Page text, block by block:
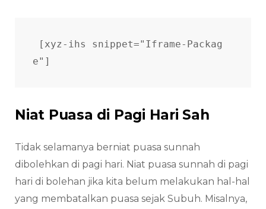
[xyz-ihs snippet="Iframe-Packag
e"]
Niat Puasa di Pagi Hari Sah
Tidak selamanya berniat puasa sunnah
dibolehkan di pagi hari. Niat puasa sunnah di pagi
hari di bolehan jika kita belum melakukan hal-hal
yang membatalkan puasa sejak Subuh. Misalnya,